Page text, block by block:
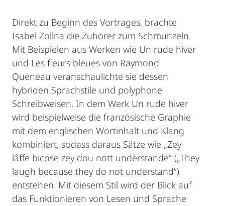
Direkt zu Beginn des Vortrages, brachte
Isabel Zollna die Zuhörer zum Schmunzeln.
Mit Beispielen aus Werken wie Un rude hiver
und Les fleurs bleues von Raymond
Queneau veranschaulichte sie dessen
hybriden Sprachstile und polyphone
Schreibweisen. In dem Werk Un rude hiver
wird beispielweise die französische Graphie
mit dem englischen Wortinhalt und Klang
kombiniert, sodass daraus Sätze wie „Zey
lâffe bicose zey dou nott undèrstande“ („They
laugh because they do not understand“)
entstehen. Mit diesem Stil wird der Blick auf
das Funktionieren von Lesen und Sprache